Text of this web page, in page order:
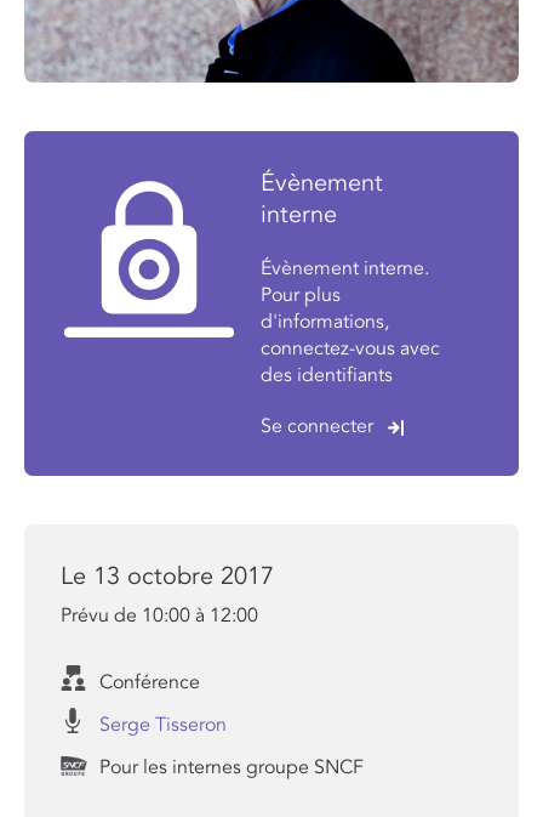
Évènement
interne
Évènement interne.
Pour plus
d'informations,
connectez-vous avec
des identifiants
Se connecter
Le 13 octobre 2017
Prévu de 10:00 à 12:00
Conférence
Serge Tisseron
Pour les internes groupe SNCF